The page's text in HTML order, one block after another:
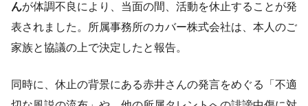
んが体調不良により、当面の間、活動を休止することが発
表されました。所属事務所のカバー株式会社は、本人のご
家族と協議の上で決定したと報告。
同時に、休止の背景にある赤井さんの発言をめぐる「不適